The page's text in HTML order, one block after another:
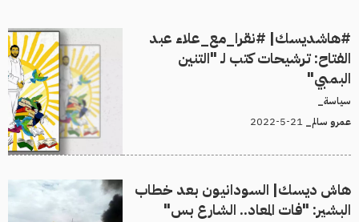
#هاشديسك| #نقرا_مع_علاء عبد
الفتاح: ترشيحات كتب لـ "التنين
البمبي"
سياسة_
عمرو سالم_
هاش ديسك| السودانيون بعد خطاب
البشير: "فات المعاد.. الشارع بس"